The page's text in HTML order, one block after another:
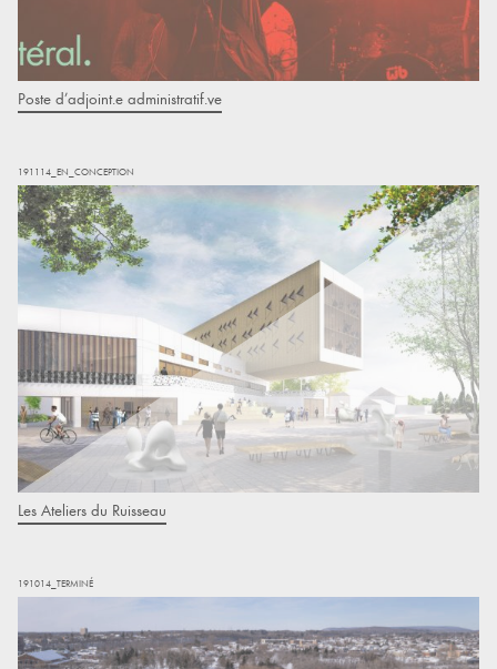
Poste d’adjoint.e administratif.ve
191114_EN_CONCEPTION
Les Ateliers du Ruisseau
191014_TERMINÉ